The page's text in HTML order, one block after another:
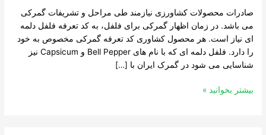
صادرات محصولات کشاورزی نیازمند طی مراحل و تشریفات گمرکی
می باشد. در زمان اظهار گمرکی برای فلفل، به کد تعرفه فلفل دلمه
ای نیاز است. هر محصول کشاوری کد تعرفه گمرکی مخصوص به خود
را دارد. فلفل دلمه ای که با نام های Bell Pepper و Capsicum نیز
شناسایی می شود در گمرک ایران با […]
فلفل
دلمه
رنگی
بیشتر بخوانید »